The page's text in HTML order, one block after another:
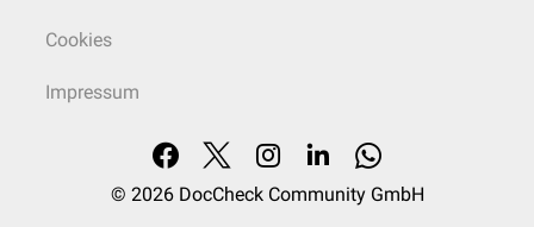
Cookies
Impressum
© 2026 DocCheck Community GmbH